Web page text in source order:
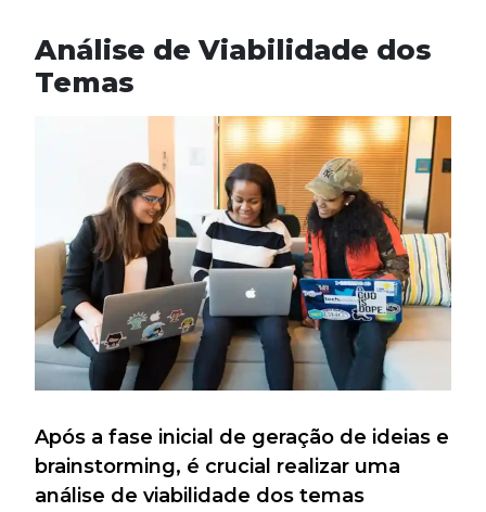
Análise de Viabilidade dos
Temas
Após a fase inicial de geração de ideias e
brainstorming, é crucial realizar uma
análise de viabilidade dos temas